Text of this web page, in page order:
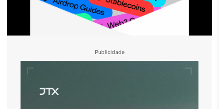
Publicidade